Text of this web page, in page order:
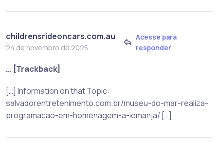
childrensrideoncars.com.au
24 de novembro de 2025
Acesse para
responder
… [Trackback]
[…] Information on that Topic:
salvadorentretenimento.com.br/museu-do-mar-realiza-
programacao-em-homenagem-a-iemanja/ […]